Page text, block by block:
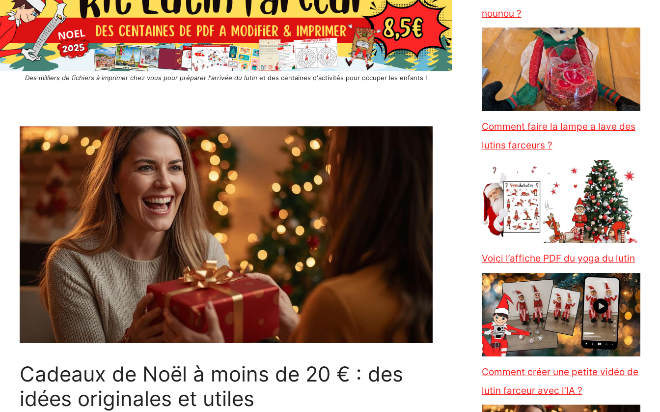
Des milliers de fichiers à imprimer chez vous pour préparer l'arrivée du lutin et des centaines d'activités pour occuper les enfants !
Cadeaux de Noël à moins de 20 € : des
idées originales et utiles
nounou ?
Comment faire la lampe a lave des
lutins farceurs ?
Voici l’affiche PDF du yoga du lutin
Comment créer une petite vidéo de
lutin farceur avec l’IA ?